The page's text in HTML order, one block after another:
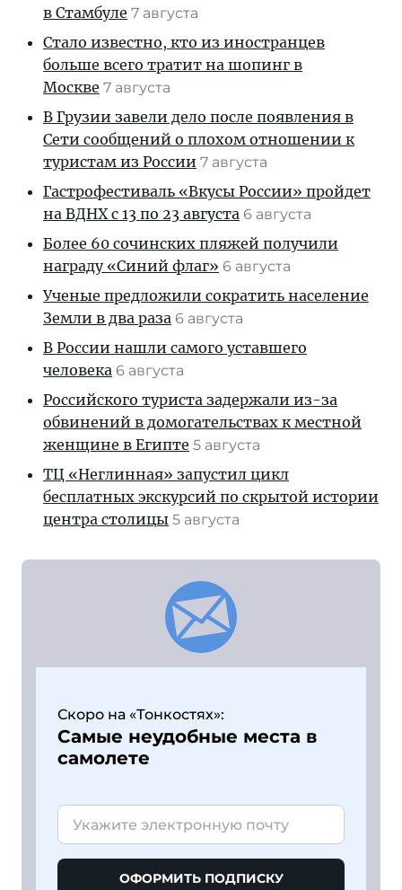
в Стамбуле 7 августа
Стало известно, кто из иностранцев
больше всего тратит на шопинг в
Москве 7 августа
В Грузии завели дело после появления в
Сети сообщений о плохом отношении к
туристам из России 7 августа
Гастрофестиваль «Вкусы России» пройдет
на ВДНХ с 13 по 23 августа 6 августа
Более 60 сочинских пляжей получили
награду «Синий флаг» 6 августа
Ученые предложили сократить население
Земли в два раза 6 августа
В России нашли самого уставшего
человека 6 августа
Российского туриста задержали из-за
обвинений в домогательствах к местной
женщине в Египте 5 августа
ТЦ «Неглинная» запустил цикл
бесплатных экскурсий по скрытой истории
центра столицы 5 августа
Скоро на «Тонкостях»:
Самые неудобные места в
самолете
ОФОРМИТЬ ПОДПИСКУ